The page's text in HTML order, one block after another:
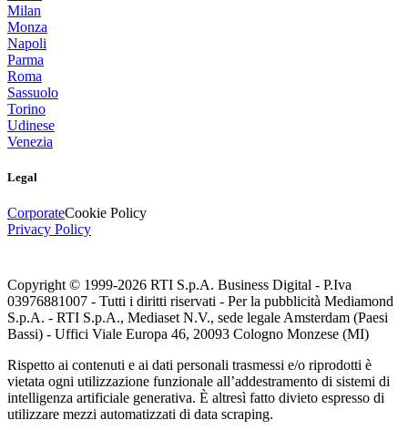
Milan
Monza
Napoli
Parma
Roma
Sassuolo
Torino
Udinese
Venezia
Legal
CorporateCookie Policy
Privacy Policy
Copyright © 1999-2026 RTI S.p.A. Business Digital - P.Iva
03976881007 - Tutti i diritti riservati - Per la pubblicità Mediamond
S.p.A. - RTI S.p.A., Mediaset N.V., sede legale Amsterdam (Paesi
Bassi) - Uffici Viale Europa 46, 20093 Cologno Monzese (MI)
Rispetto ai contenuti e ai dati personali trasmessi e/o riprodotti è
vietata ogni utilizzazione funzionale all’addestramento di sistemi di
intelligenza artificiale generativa. È altresì fatto divieto espresso di
utilizzare mezzi automatizzati di data scraping.